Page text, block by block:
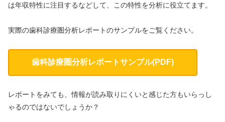
は年収特性に注目するなどして、この特性を分析に役立てます。
実際の歯科診療圏分析レポートのサンプルをご覧ください。
歯科診療圏分析レポートサンプル(PDF)
レポートをみても、情報が読み取りにくいと感じた方もいらっし
ゃるのではないでしょうか？